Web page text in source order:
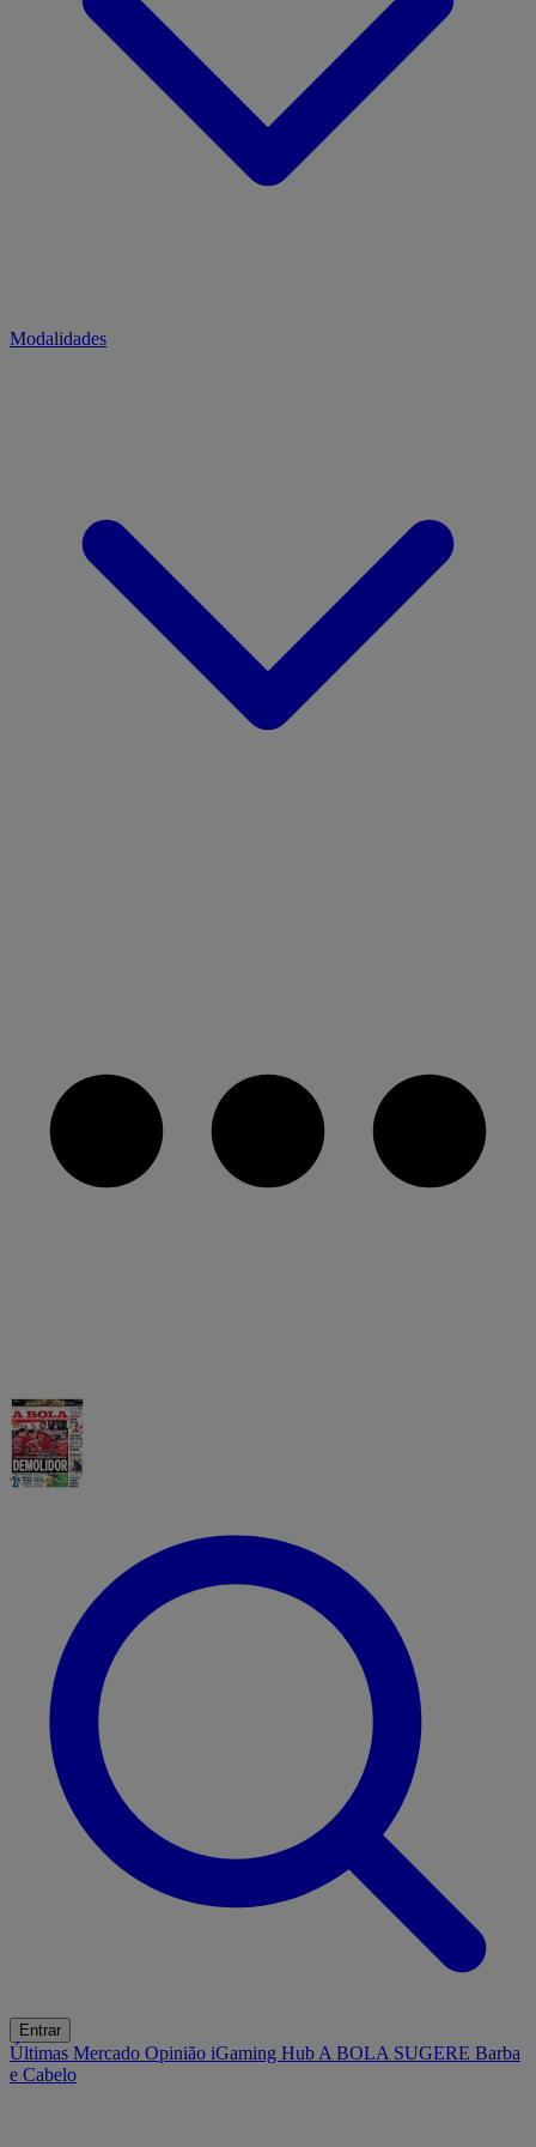
Modalidades
Entrar
Últimas Mercado Opinião iGaming Hub A BOLA SUGERE Barba
e Cabelo